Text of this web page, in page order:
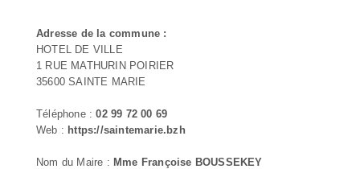
Adresse de la commune :
HOTEL DE VILLE
1 RUE MATHURIN POIRIER
35600 SAINTE MARIE
Téléphone :02 99 72 00 69
Web : https://saintemarie.bzh
Nom du Maire : Mme Françoise BOUSSEKEY